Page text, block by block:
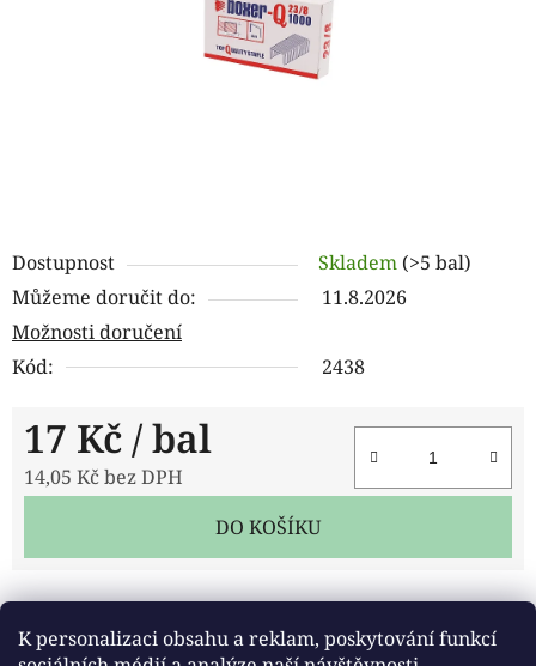
K personalizaci obsahu a reklam, poskytování funkcí
Dostupnost Skladem (>5 bal)
Můžeme doručit do:
11.8.2026
Možnosti doručení
Kód:
2438
17 Kč / bal
14,05 Kč bez DPH
DO KOŠÍKU